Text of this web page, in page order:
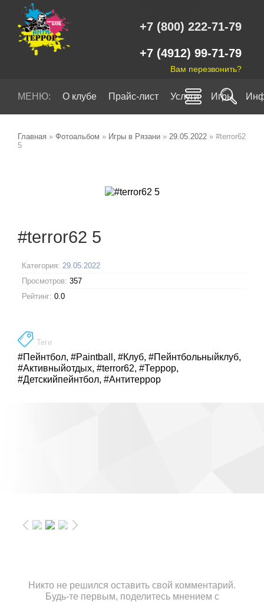
+7 (800) 222-71-79
+7 (4912) 99-71-79
Вам перезвонить?
МЕНЮ: О клубе Прайс-лист Услуги Игры
Главная » Фотоальбом » Игры в Рязани » 29.05.2022 » #terror62
5
#terror62 5
Категория: 29.05.2022
Просмотров: 357
Рейтинг: 0.0
Теги
#Пейнтбол, #Paintball , #Клуб, #Пейнтбольныйклуб,
#Активныйотдых, #terror62, #Террор,
#Детскийпейнтбол, #Антитеррор
Никто не решился оставить свой комментарий.
Будь-те первым, поделитесь мнением с